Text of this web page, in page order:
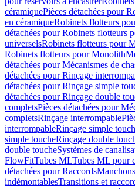
céramiquePièces détachées pour
en céramiqueRobinets flotteurs
détachées pour Robinets flotteurs
universelsRobinets flotteurs pour
Robinets flotteurs pour Monolith
détachées pour Mécanismes de
détachées pour Rinçage
détachées pour Rinçage simple
détachées pour Rinçage double
completsPièces détachées pour
completsRinçage interrompable
interrompableRinçage simple
simple toucheRinçage double
double toucheSystèmes de
FlowFitTubes MLTubes ML pour
détachées pour RaccordsManchons
indémontablesTransitions et